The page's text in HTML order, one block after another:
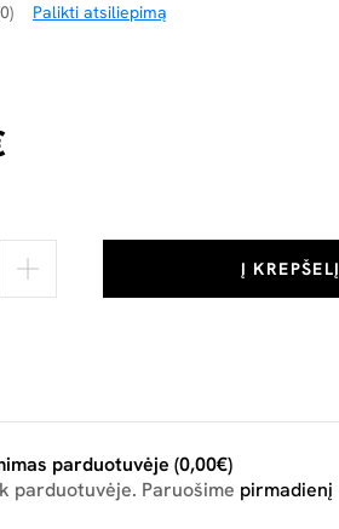
Palikti atsiliepimą
Į KREPŠELĮ
parduotuvėje (0,00€)
parduotuvėje. Paruošime pirmadienį